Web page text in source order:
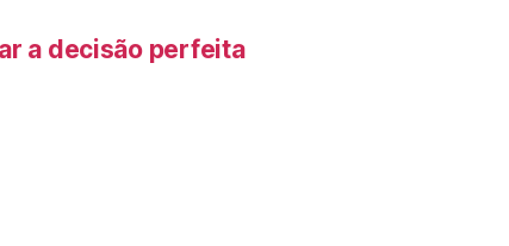
a decisão perfeita